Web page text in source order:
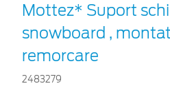
Mottez* Suport
snowboard ,
remorcare
2483279